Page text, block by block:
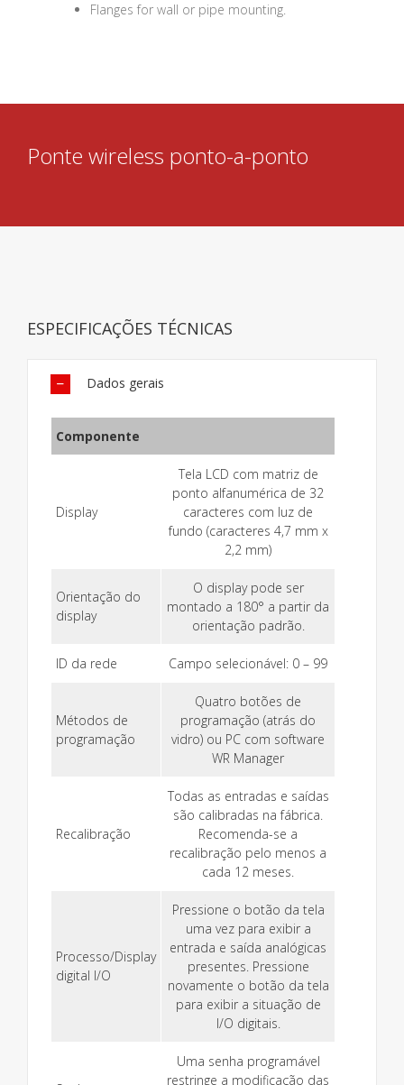
Flanges for wall or pipe mounting.
Ponte wireless ponto-a-ponto
ESPECIFICAÇÕES TÉCNICAS
Dados gerais
Componente
Display
Tela LCD com matriz de
ponto alfanumérica de 32
caracteres com luz de
fundo (caracteres 4,7 mm x
2,2 mm)
Orientação do
display
O display pode ser
montado a 180° a partir da
orientação padrão.
ID da rede Campo selecionável: 0 – 99
Métodos de
programação
Quatro botões de
programação (atrás do
vidro) ou PC com software
WR Manager
Recalibração
Todas as entradas e saídas
são calibradas na fábrica.
Recomenda-se a
recalibração pelo menos a
cada 12 meses.
Processo/Display
digital I/O
Pressione o botão da tela
uma vez para exibir a
entrada e saída analógicas
presentes. Pressione
novamente o botão da tela
para exibir a situação de
I/O digitais.
Uma senha programável
restringe a modificação das